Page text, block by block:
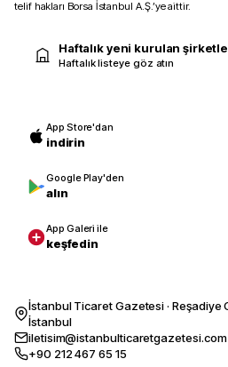
telif hakları Borsa İstanbul A.Ş.’ye aittir.
Haftalık yeni kurulan
Haftalık listeye göz atın
App Store'dan
indirin
Google Play'den
alın
App Galeri ile
keşfedin
İstanbul Ticaret Gazetesi · Reşadiye
İstanbul
iletisim@istanbulticaretgazetesi.com
+90 212 467 65 15